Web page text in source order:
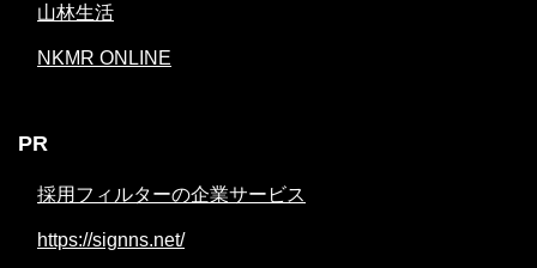
山林生活
NKMR ONLINE
PR
採用フィルターの企業サービス
https://signns.net/